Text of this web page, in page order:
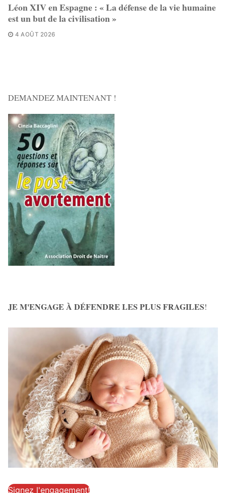
Léon XIV en Espagne : « La défense de la vie humaine
est un but de la civilisation »
4 AOÛT 2026
DEMANDEZ MAINTENANT !
JE M'ENGAGE À DÉFENDRE LES PLUS FRAGILES!
Signez l'engagement!